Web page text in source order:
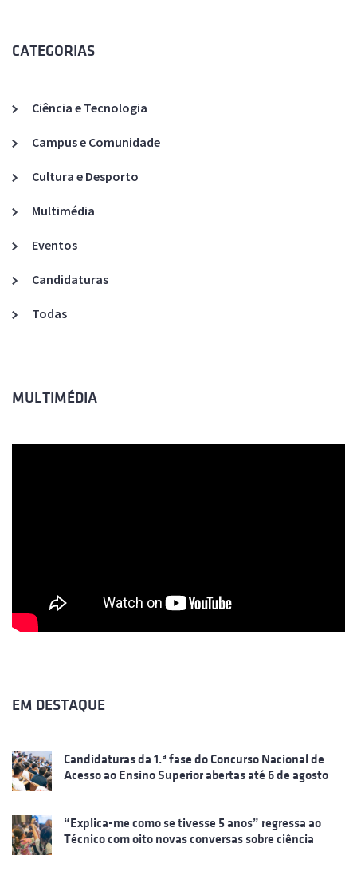
CATEGORIAS
Ciência e Tecnologia
Campus e Comunidade
Cultura e Desporto
Multimédia
Eventos
Candidaturas
Todas
MULTIMÉDIA
EM DESTAQUE
Candidaturas da 1.ª fase do Concurso Nacional de
Acesso ao Ensino Superior abertas até 6 de agosto
“Explica-me como se tivesse 5 anos” regressa ao
Técnico com oito novas conversas sobre ciência